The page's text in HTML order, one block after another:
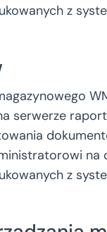
z
serwerze
na
z